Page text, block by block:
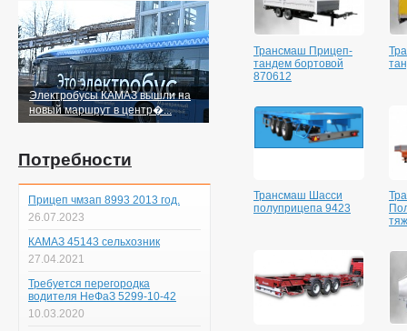
Электробусы КАМАЗ вышли на
новый маршрут в центр�...
Потребности
Прицеп чмзап 8993 2013 год.
26.07.2023
КАМАЗ 45143 сельхозник
27.04.2021
Требуется перегородка
водителя НеФаЗ 5299-10-42
10.03.2020
Трансмаш Прицеп-
тандем бортовой
870612
Трансмаш Шасси
полуприцепа 9423